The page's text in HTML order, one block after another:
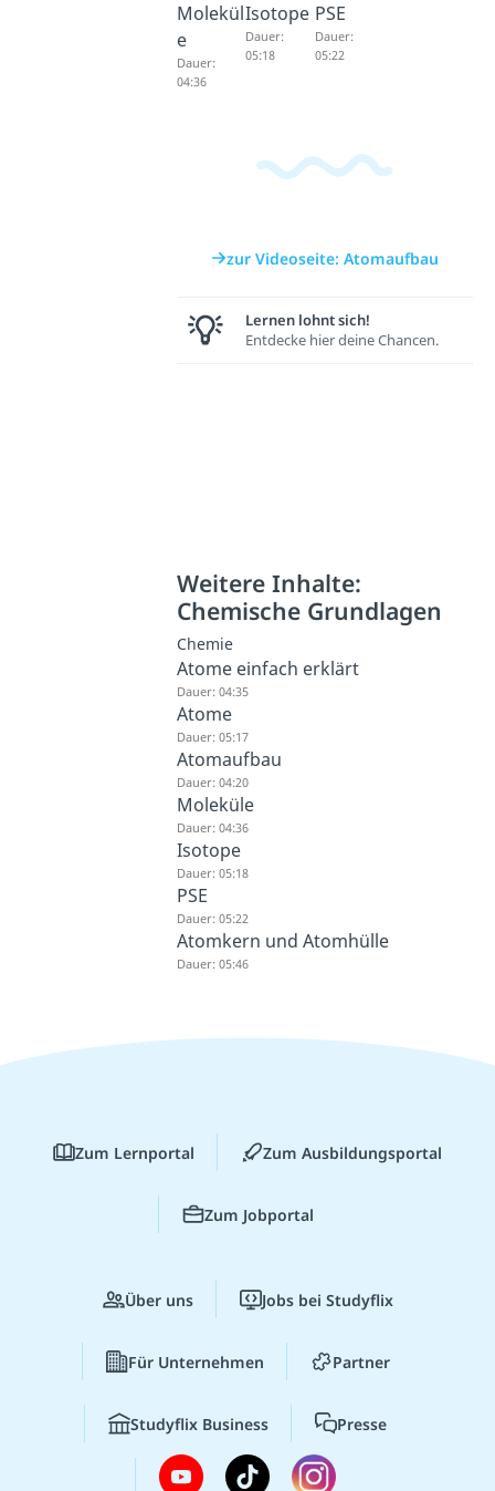
Molekül
e
Dauer:
04:36
Isotope
Dauer:
05:18
PSE
Dauer:
05:22
zur Videoseite: Atomaufbau
Lernen lohnt sich!
Entdecke hier deine Chancen.
Weitere Inhalte:
Chemische Grundlagen
Chemie
Atome einfach erklärt
Dauer: 04:35
Atome
Dauer: 05:17
Atomaufbau
Dauer: 04:20
Moleküle
Dauer: 04:36
Isotope
Dauer: 05:18
PSE
Dauer: 05:22
Atomkern und Atomhülle
Dauer: 05:46
Zum Lernportal Zum Ausbildungsportal
Zum Jobportal
Über uns Jobs bei Studyflix
Für Unternehmen Partner
Studyflix Business Presse